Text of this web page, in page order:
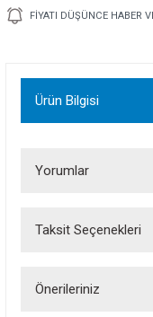
FIYATI DÜŞÜNCE HABER
Ürün Bilgisi
Yorumlar
Taksit Seçenekleri
Önerileriniz